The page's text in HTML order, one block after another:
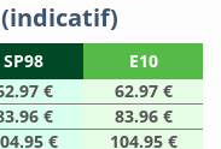
SP98
E10
€
62.97 €
€
83.96 €
€
104.95 €